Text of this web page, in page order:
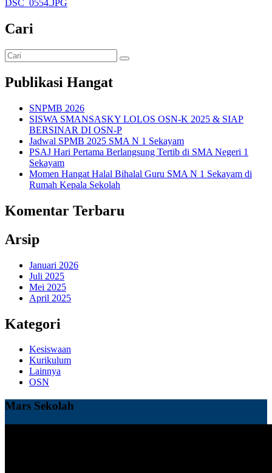
DSC_0554.JPG
Cari
Publikasi Hangat
SNPMB 2026
SISWA SMANSASKY LOLOS OSN-K 2025 & SIAP
BERSINAR DI OSN-P
Jadwal SPMB 2025 SMA N 1 Sekayam
PSAJ Hari Pertama Berlangsung Tertib di SMA Negeri 1
Sekayam
Momen Hangat Halal Bihalal Guru SMA N 1 Sekayam di
Rumah Kepala Sekolah
Komentar Terbaru
Arsip
Januari 2026
Juli 2025
Mei 2025
April 2025
Kategori
Kesiswaan
Kurikulum
Lainnya
OSN
Mars Sekolah